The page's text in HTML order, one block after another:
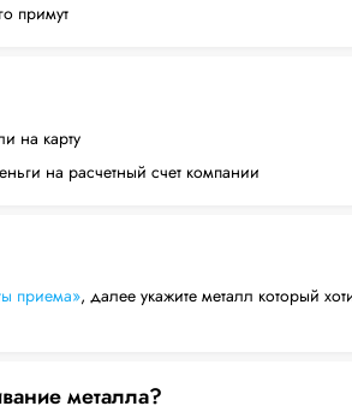
примут
на карту
на расчетный счет компании
приема», далее укажите металл который
металла?